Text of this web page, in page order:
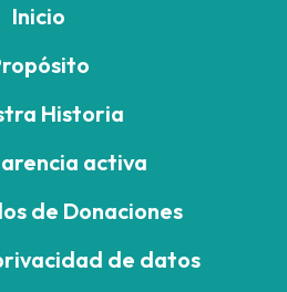
Inicio
Historia
activa
de Donaciones
de datos